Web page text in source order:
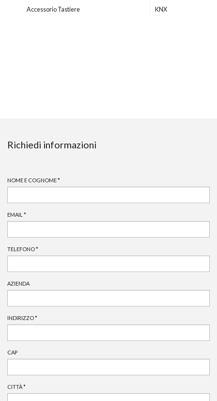
Accessorio Tastiere KNX
Richiedi informazioni
NOME E COGNOME*
EMAIL *
TELEFONO*
AZIENDA
INDIRIZZO*
CAP
CITTÀ*